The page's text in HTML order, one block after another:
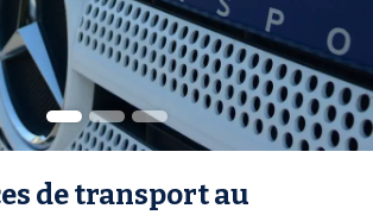
de transport au